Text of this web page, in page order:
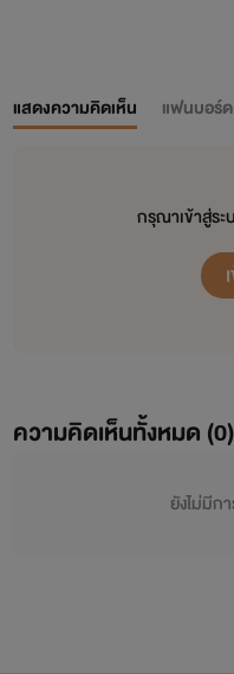
แสดงความคิดเห็น แฟนบอร์ด
กรุณาเข้าสู่ร
ความคิดเห็นทั้งหมด (0)
ยังไม่มีก